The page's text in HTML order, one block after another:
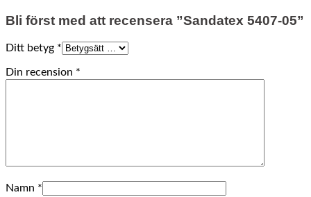
Bli först med att recensera ”Sandatex 5407-05”
Ditt betyg *
Din recension *
Namn *